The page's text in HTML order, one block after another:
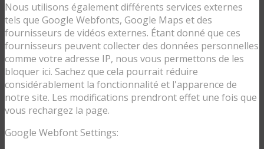
Nous utilisons également différents services externes
tels que Google Webfonts, Google Maps et des
fournisseurs de vidéos externes. Étant donné que ces
fournisseurs peuvent collecter des données personnelles
comme votre adresse IP, nous vous permettons de les
bloquer ici. Sachez que cela pourrait réduire
considérablement la fonctionnalité et l'apparence de
notre site. Les modifications prendront effet une fois que
vous rechargez la page.
Google Webfont Settings: